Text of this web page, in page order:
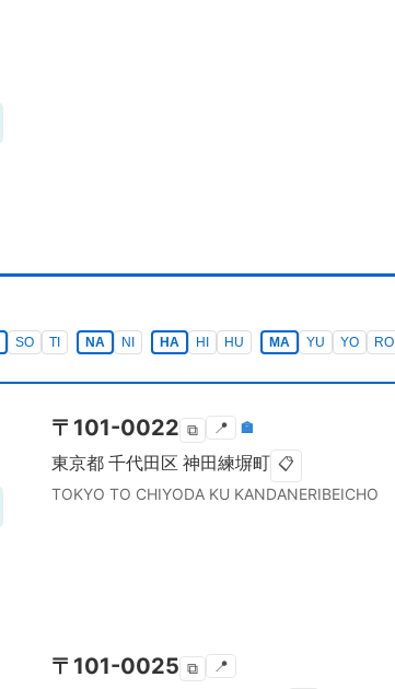
SO TI NA NI HA HI HU MA YU YO RO
〒 101-0022 ⧉ 📍 🏣
東京都 千代田区 神田練塀町 📋
TOKYO TO CHIYODA KU KANDANERIBEICHO
〒 101-0025 ⧉ 📍